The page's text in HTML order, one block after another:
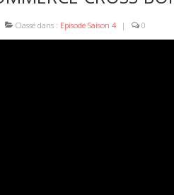
Classé dans : Episode Saison 4 | 0